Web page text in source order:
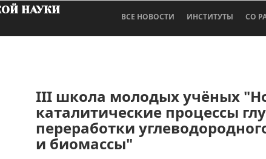
НАУКИ
ВСЕ НОВОСТИ ИНСТИТУТЫ СО
III школа молодых учёных
каталитические процессы
переработки
и биомассы"